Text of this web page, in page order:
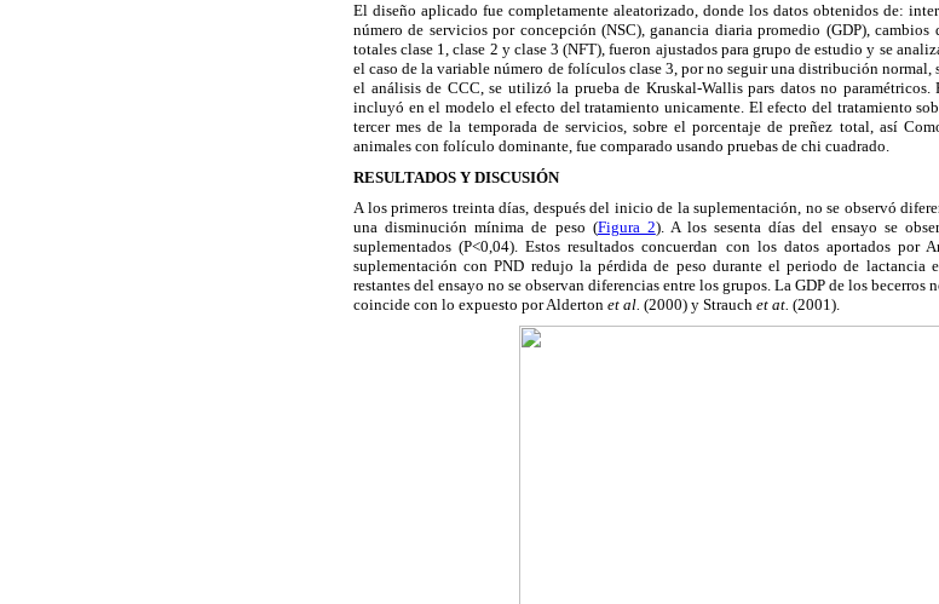
El diseño aplicado fue completamente aleatorizado, donde los datos obtenidos de:
número de servicios por concepción (NSC), ganancia diaria promedio (GDP), cambios
totales clase 1, clase 2 y clase 3 (NFT), fueron ajustados para grupo de estudio y se
el caso de la variable número de folículos clase 3, por no seguir una distribución normal,
el análisis de CCC, se utilizó la prueba de Kruskal-Wallis pars datos no paramétricos.
incluyó en el modelo el efecto del tratamiento unicamente. El efecto del tratamiento
tercer mes de la temporada de servicios, sobre el porcentaje de preñez total, así
animales con folículo dominante, fue comparado usando pruebas de chi cuadrado.
RESULTADOS Y DISCUSIÓN
A los primeros treinta días, después del inicio de la suplementación, no se observó
una disminución mínima de peso (Figura 2). A los sesenta días del ensayo se
suplementados (P<0,04). Estos resultados concuerdan con los datos aportados por
suplementación con PND redujo la pérdida de peso durante el periodo de lactancia
restantes del ensayo no se observan diferencias entre los grupos. La GDP de los
coincide con lo expuesto por Alderton et al. (2000) y Strauch et at. (2001).